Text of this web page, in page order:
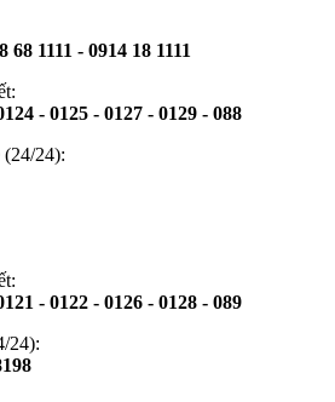
68 1111 - 0914 18 1111
- 0125 - 0127 - 0129 - 088
24):
- 0122 - 0126 - 0128 - 089
24):